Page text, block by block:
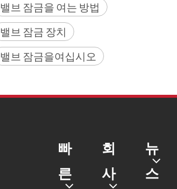
밸브 잠금을 여는 방법
밸브 잠금 장치
밸브 잠금을여십시오
빠
른
회
사
뉴
스